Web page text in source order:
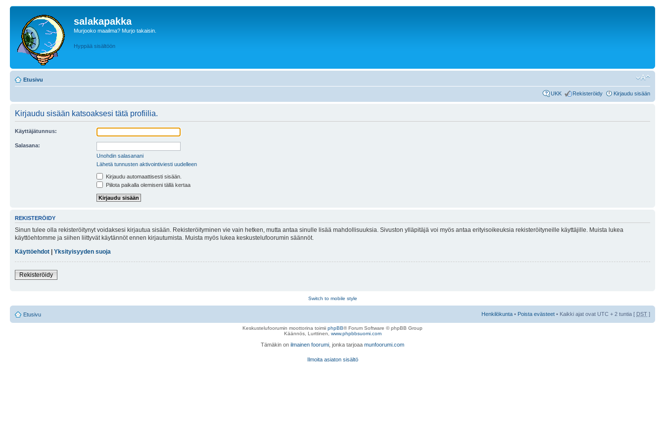
salakapakka
Murjooko maailma? Murjo takaisin.
Hyppää sisältöön
Etusivu
UKK Rekisteröidy Kirjaudu sisään
Kirjaudu sisään katsoaksesi tätä profiilia.
Käyttäjätunnus:
Salasana:
Unohdin salasanani
Lähetä tunnusten aktivointiviesti uudelleen
Kirjaudu automaattisesti sisään.
Piilota paikalla olemiseni tällä kertaa
REKISTERÖIDY
Sinun tulee olla rekisteröitynyt voidaksesi kirjautua sisään. Rekisteröityminen vie vain hetken, mutta antaa sinulle lisää mahdollisuuksia. Sivuston ylläpitäjä voi myös antaa erityisoikeuksia rekisteröityneille käyttäjille. Muista lukea
käyttöehtomme ja siihen liittyvät käytännöt ennen kirjautumista. Muista myös lukea keskustelufoorumin säännöt.
Käyttöehdot | Yksityisyyden suoja
Rekisteröidy
Switch to mobile style
Etusivu Henkilökunta • Poista evästeet • Kaikki ajat ovat UTC + 2 tuntia [ DST ]
Keskustelufoorumin moottorina toimii phpBB® Forum Software © phpBB Group
Käännös, Lurttinen, www.phpbbsuomi.com
Tämäkin on ilmainen foorumi , jonka tarjoaa munfoorumi.com
Ilmoita asiaton sisältö